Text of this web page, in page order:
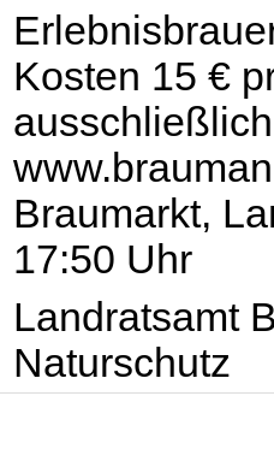
Kosten 15 €
Braumarkt,
17:50 Uhr
Landratsamt
Naturschutz